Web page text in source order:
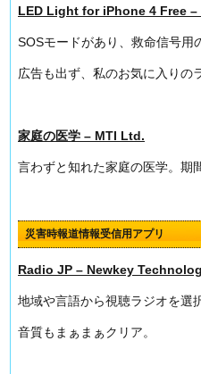
LED Light for iPhone 4 Free
SOSモードがあり、救命信号用
広告も出ず、私のお気に入りの
家庭の医学 – MTI Ltd.
言わずと知れた家庭の医学。期
災害時報道情報受信用アプリ
Radio JP – Newkey
地域や言語から視聴ラジオを選
音質もまぁまぁクリア。